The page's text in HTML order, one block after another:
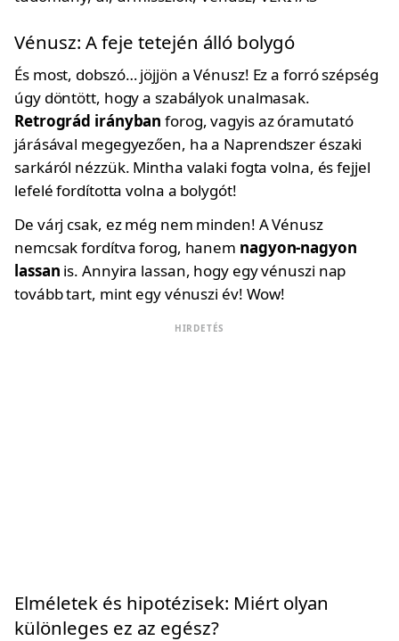
Vénusz: A feje tetején álló bolygó
És most, dobszó… jöjjön a Vénusz! Ez a forró szépség
úgy döntött, hogy a szabályok unalmasak.
Retrográd irányban forog, vagyis az óramutató
járásával megegyezően, ha a Naprendszer északi
sarkáról nézzük. Mintha valaki fogta volna, és fejjel
lefelé fordította volna a bolygót!
De várj csak, ez még nem minden! A Vénusz
nemcsak fordítva forog, hanem nagyon-nagyon
lassan is. Annyira lassan, hogy egy vénuszi nap
tovább tart, mint egy vénuszi év! Wow!
HIRDETÉS
Elméletek és hipotézisek: Miért olyan
különleges ez az egész?